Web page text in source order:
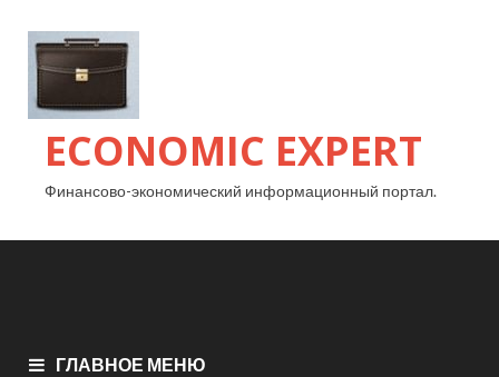
ECONOMIC EXPERT
Финансово-экономический информационный портал.
ГЛАВНОЕ МЕНЮ